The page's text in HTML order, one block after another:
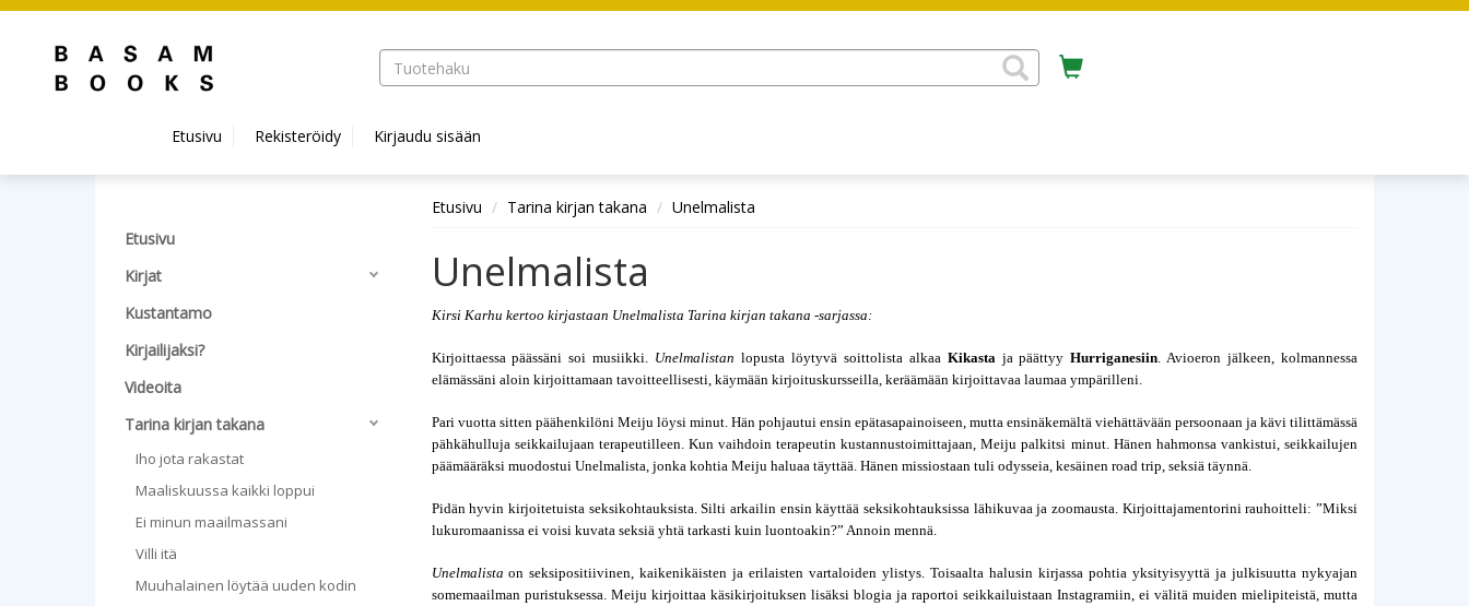
Hyppää pääsisältöön
Etusivu Rekisteröidy Kirjaudu sisään
Etusivu
Kirjat
Kustantamo
Kirjailijaksi?
Videoita
Tarina kirjan takana
Iho jota rakastat
Maaliskuussa kaikki loppui
Ei minun maailmassani
Villi itä
Muuhalainen löytää uuden kodin
Etusivu Tarina kirjan takana Unelmalista
Unelmalista
Kirsi Karhu kertoo kirjastaan Unelmalista Tarina kirjan takana -sarjassa:
Kirjoittaessa päässäni soi musiikki. Unelmalistan lopusta löytyvä soittolista alkaa Kikasta ja päättyy Hurriganesiin. Avioeron jälkeen, kolmannessa
elämässäni aloin kirjoittamaan tavoitteellisesti, käymään kirjoituskursseilla, keräämään kirjoittavaa laumaa ympärilleni.
Pari vuotta sitten päähenkilöni Meiju löysi minut. Hän pohjautui ensin epätasapainoiseen, mutta ensinäkemältä viehättävään persoonaan ja kävi tilittämässä
pähkähulluja seikkailujaan terapeutilleen. Kun vaihdoin terapeutin kustannustoimittajaan, Meiju palkitsi minut. Hänen hahmonsa vankistui, seikkailujen
päämääräksi muodostui Unelmalista, jonka kohtia Meiju haluaa täyttää. Hänen missiostaan tuli odysseia, kesäinen road trip, seksiä täynnä.
Pidän hyvin kirjoitetuista seksikohtauksista. Silti arkailin ensin käyttää seksikohtauksissa lähikuvaa ja zoomausta. Kirjoittajamentorini rauhoitteli: ”Miksi
lukuromaanissa ei voisi kuvata seksiä yhtä tarkasti kuin luontoakin?” Annoin mennä.
Unelmalista on seksipositiivinen, kaikenikäisten ja erilaisten vartaloiden ylistys. Toisaalta halusin kirjassa pohtia yksityisyyttä ja julkisuutta nykyajan
somemaailman puristuksessa. Meiju kirjoittaa käsikirjoituksen lisäksi blogia ja raportoi seikkailuistaan Instagramiin, ei välitä muiden mielipiteistä, mutta